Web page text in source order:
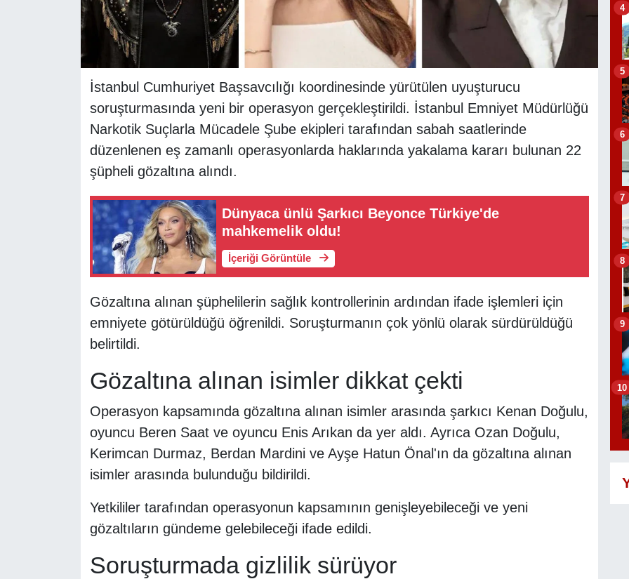
İstanbul Cumhuriyet Başsavcılığı koordinesinde yürütülen uyuşturucu
soruşturmasında yeni bir operasyon gerçekleştirildi. İstanbul Emniyet Müdürlüğü
Narkotik Suçlarla Mücadele Şube ekipleri tarafından sabah saatlerinde
düzenlenen eş zamanlı operasyonlarda haklarında yakalama kararı bulunan 22
şüpheli gözaltına alındı.
Dünyaca ünlü Şarkıcı Beyonce Türkiye'de
mahkemelik oldu!
İçeriği Görüntüle
Gözaltına alınan şüphelilerin sağlık kontrollerinin ardından ifade işlemleri için
emniyete götürüldüğü öğrenildi. Soruşturmanın çok yönlü olarak sürdürüldüğü
belirtildi.
Gözaltına alınan isimler dikkat çekti
Operasyon kapsamında gözaltına alınan isimler arasında şarkıcı Kenan Doğulu,
oyuncu Beren Saat ve oyuncu Enis Arıkan da yer aldı. Ayrıca Ozan Doğulu,
Kerimcan Durmaz, Berdan Mardini ve Ayşe Hatun Önal'ın da gözaltına alınan
isimler arasında bulunduğu bildirildi.
Yetkililer tarafından operasyonun kapsamının genişleyebileceği ve yeni
gözaltıların gündeme gelebileceği ifade edildi.
Soruşturmada gizlilik sürüyor
4
5
6
7
8
9
10